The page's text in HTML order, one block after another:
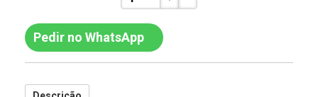
Pedir no WhatsApp